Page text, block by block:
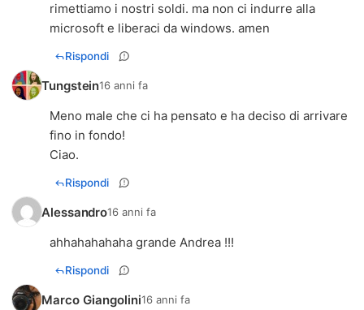
rimettiamo i nostri soldi. ma non ci indurre alla
microsoft e liberaci da windows. amen
Rispondi
Tungstein16 anni fa
Meno male che ci ha pensato e ha deciso di arrivare
fino in fondo!
Ciao.
Rispondi
Alessandro16 anni fa
ahhahahahaha grande Andrea !!!
Rispondi
Marco Giangolini16 anni fa